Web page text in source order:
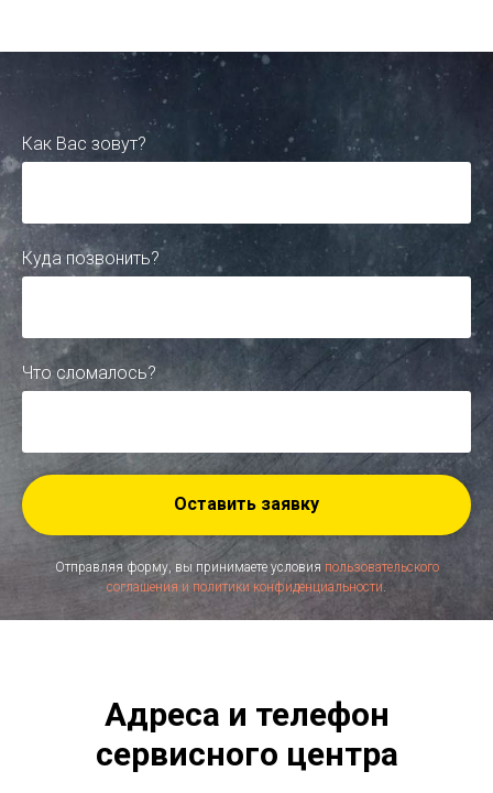
Как Вас зовут?
Куда позвонить?
Что сломалось?
Оставить заявку
Отправляя форму, вы принимаете условия пользовательского
соглашения и политики конфиденциальности.
Адреса и телефон
сервисного центра